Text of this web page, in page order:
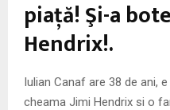
piaţă! Şi-a
Hendrix!.
Iulian Canaf are 38 de ani,
cheama Jimi Hendrix si o